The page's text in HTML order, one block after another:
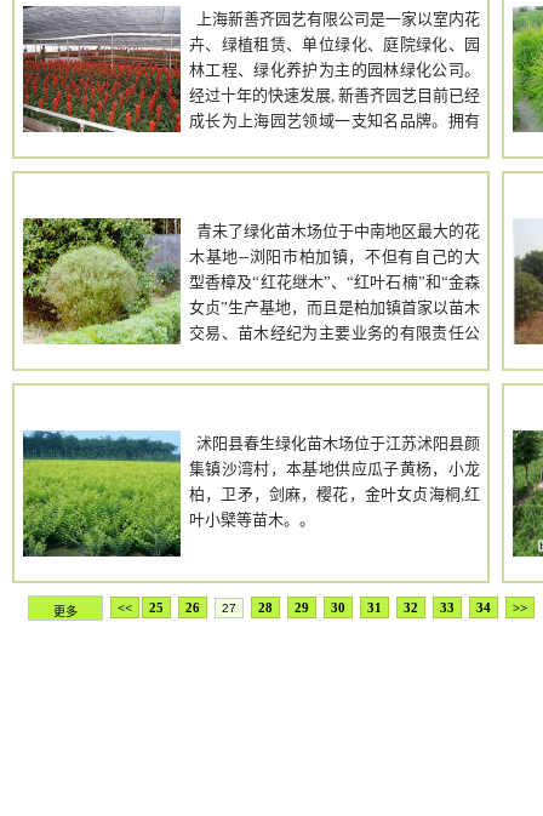
金森女贞、小叶枝子、大叶枝子、夏鹃、
金叶女贞、金边黄杨、小叶女贞、红豆
杉、紫玉兰、松柏、龙柏、竹柏、洒金
柏、铺地柏、苏铁、黄杨等一百多种苗
木。我们热诚欢迎新老客户前来洽谈合
上海新善齐园艺有限公司是一家以室内花
卉、绿植租赁、单位绿化、庭院绿化、园
林工程、绿化养护为主的园林绿化公司。
经过十年的快速发展, 新善齐园艺目前已经
成长为上海园艺领域一支知名品牌。拥有
服务队伍。
青未了绿化苗木场位于中南地区最大的花
木基地--浏阳市柏加镇，不但有自己的大
型香樟及“红花继木”、“红叶石楠”和“金森
女贞”生产基地，而且是柏加镇首家以苗木
交易、苗木经纪为主要业务的有限责任公
朋友前来考察和指导工作！我们将以湖南
归！
沭阳县春生绿化苗木场位于江苏沭阳县颜
集镇沙湾村，本基地供应瓜子黄杨，小龙
柏，卫矛，剑麻，樱花，金叶女贞海桐,红
叶小檗等苗木。。
更多 << 25 26 27 28 29 30 31 32 33 34 >>